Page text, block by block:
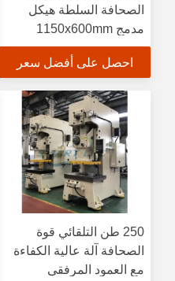
الصحافة السلطة هيكل
مدمج 1150x600mm
الجدول
احصل على أفضل سعر
250 طن التلقائي قوة
الصحافة آلة عالية الكفاءة
مع العمود المرفقي